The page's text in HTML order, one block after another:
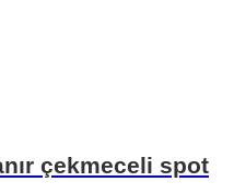
çekmeceli spot